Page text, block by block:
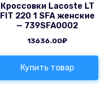
Кроссовки Lacoste LT
FIT 220 1 SFA женские
— 739SFA0002
13636.00₽
Купить товар